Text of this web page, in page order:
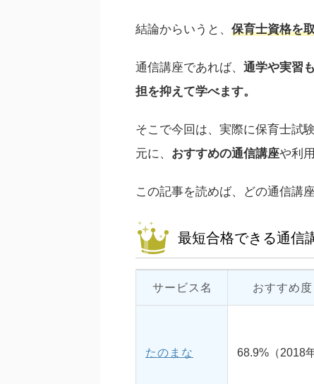
結論からいうと、 保育士資格を
通信講座であれば、 通学や実習
担を抑えて学べます。
そこで今回は、実際に保育士試
元に、 おすすめの通信講座や利
この記事を読めば、どの通信講
最短合格できる通信
サービス名 おすすめ度
たのまな 68.9%（2018年